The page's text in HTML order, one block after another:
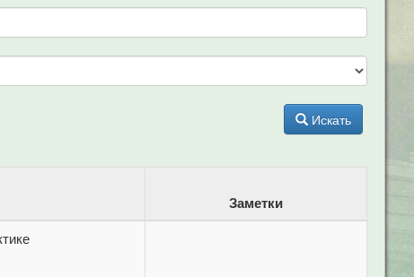
Искать
Заметки